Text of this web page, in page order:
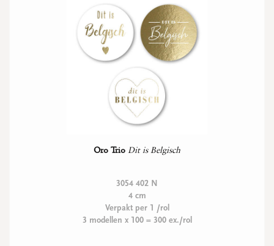
Oro Trio Dit is Belgisch
3054 402 N
4 cm
Verpakt per 1 /rol
3 modellen x 100 = 300 ex./rol